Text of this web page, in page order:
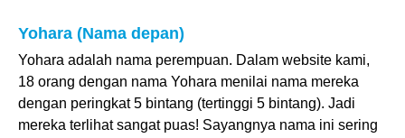
Yohara (Nama depan)
Yohara adalah nama perempuan. Dalam website kami,
18 orang dengan nama Yohara menilai nama mereka
dengan peringkat 5 bintang (tertinggi 5 bintang). Jadi
mereka terlihat sangat puas! Sayangnya nama ini sering